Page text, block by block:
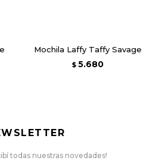
Mochila Laffy Taffy Savage
$ 5.680
todas nuestras novedades!